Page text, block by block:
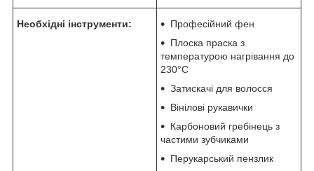
Необхідні інструменти:
Професійний фен
Плоска праска з
температурою нагрівання до
230°С
Затискачі для волосся
Вінілові рукавички
Карбоновий гребінець з
частими зубчиками
Перукарський пензлик